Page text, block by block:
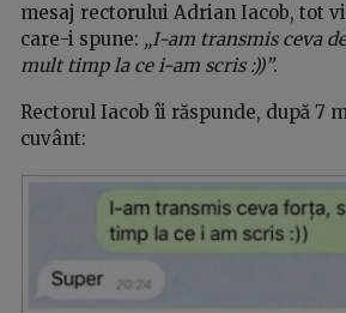
mesaj rectorului Adrian Iacob, tot
care-i spune: „I-am transmis ceva
mult timp la ce i-am scris :))”.
Rectorul Iacob îi răspunde, după 7
cuvânt: